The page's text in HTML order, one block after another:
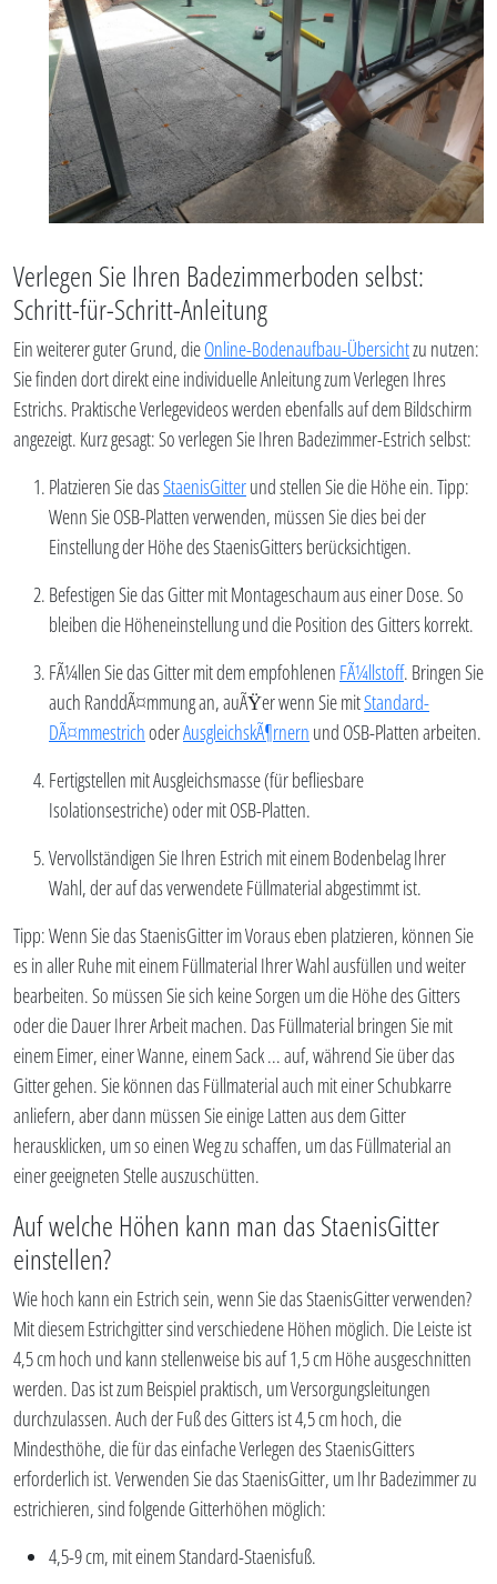
Verlegen Sie Ihren Badezimmerboden selbst:
Schritt-für-Schritt-Anleitung
Ein weiterer guter Grund, dieOnline-Bodenaufbau-Übersichtzu nutzen:
Sie finden dort direkt eine individuelle Anleitung zum Verlegen Ihres
Estrichs. Praktische Verlegevideos werden ebenfalls auf dem Bildschirm
angezeigt. Kurz gesagt: So verlegen Sie Ihren Badezimmer-Estrich selbst:
Platzieren Sie dasStaenisGitterund stellen Sie die Höhe ein. Tipp:
Wenn Sie OSB-Platten verwenden, müssen Sie dies bei der
Einstellung der Höhe des StaenisGitters berücksichtigen.
Befestigen Sie das Gitter mit Montageschaum aus einer Dose. So
bleiben die Höheneinstellung und die Position des Gitters korrekt.
FÃ¼llen Sie das Gitter mit dem empfohlenen FÃ¼llstoff. Bringen Sie
auch RanddÃ¤mmung an, auÃŸer wenn Sie mitStandard-
DÃ¤mmestrichoderAusgleichskÃ¶rnern und OSB-Platten arbeiten.
Fertigstellen mit Ausgleichsmasse (für befliesbare
Isolationsestriche) oder mit OSB-Platten.
Vervollständigen Sie Ihren Estrich mit einem Bodenbelag Ihrer
Wahl, der auf das verwendete Füllmaterial abgestimmt ist.
Tipp: Wenn Sie das StaenisGitter im Voraus eben platzieren, können Sie
es in aller Ruhe mit einem Füllmaterial Ihrer Wahl ausfüllen und weiter
bearbeiten. So müssen Sie sich keine Sorgen um die Höhe des Gitters
oder die Dauer Ihrer Arbeit machen. Das Füllmaterial bringen Sie mit
einem Eimer, einer Wanne, einem Sack ... auf, während Sie über das
Gitter gehen. Sie können das Füllmaterial auch mit einer Schubkarre
anliefern, aber dann müssen Sie einige Latten aus dem Gitter
herausklicken, um so einen Weg zu schaffen, um das Füllmaterial an
einer geeigneten Stelle auszuschütten.
Auf welche Höhen kann man das StaenisGitter
einstellen?
Wie hoch kann ein Estrich sein, wenn Sie das StaenisGitter verwenden?
Mit diesem Estrichgitter sind verschiedene Höhen möglich. Die Leiste ist
4,5 cm hoch und kann stellenweise bis auf 1,5 cm Höhe ausgeschnitten
werden. Das ist zum Beispiel praktisch, um Versorgungsleitungen
durchzulassen. Auch der Fuß des Gitters ist 4,5 cm hoch, die
Mindesthöhe, die für das einfache Verlegen des StaenisGitters
erforderlich ist. Verwenden Sie das StaenisGitter, um Ihr Badezimmer zu
estrichieren, sind folgende Gitterhöhen möglich:
4,5-9 cm, mit einem Standard-Staenisfuß.